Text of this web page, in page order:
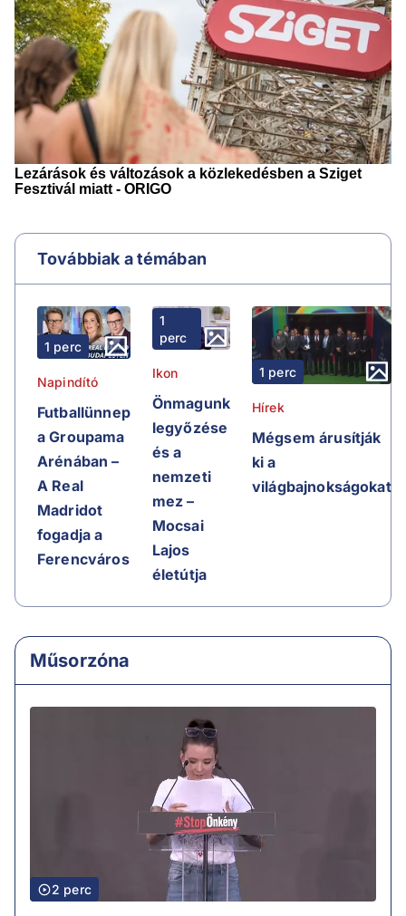
Továbbiak a témában
1 perc
Napindító
Futballünnep
a Groupama
Arénában –
A Real
Madridot
fogadja a
Ferencváros
1
perc
Ikon
Önmagunk
legyőzése
és a
nemzeti
mez –
Mocsai
Lajos
életútja
1 perc
Hírek
Mégsem árusítják
ki a
világbajnokságokat
Műsorzóna
2 perc